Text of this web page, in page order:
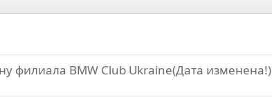
филиала BMW Club Ukraine(Дата изменена!)